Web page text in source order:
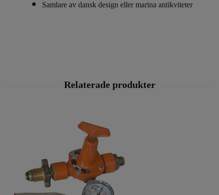
Samlare av dansk design eller marina antikviteter